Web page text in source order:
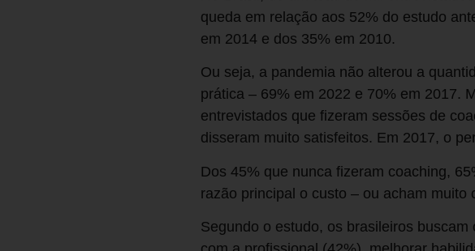
queda em relação aos 52% do estudo
em 2014 e dos 35% em 2010.
Ou seja, a pandemia não alterou a
prática – 69% em 2022 e 70% em 2017.
entrevistados que fizeram sessões de
disseram muito satisfeitos. Em 2017, o
Dos 45% que nunca fizeram coaching,
razão principal o custo – ou acham
Segundo o estudo, os brasileiros